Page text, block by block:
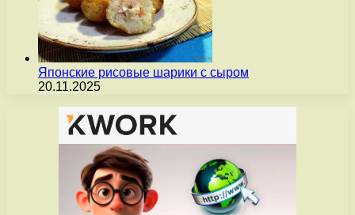
Японские рисовые шарики с сыром
20.11.2025